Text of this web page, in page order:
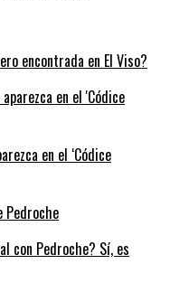
encontrada en El Viso?
en el ‘Códice
con Pedroche? Sí, es